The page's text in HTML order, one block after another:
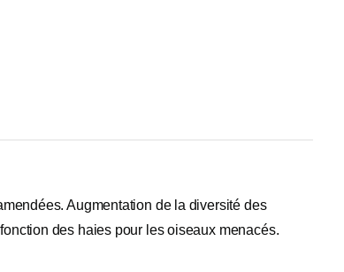
Augmentation de la diversité des
des haies pour les oiseaux menacés.